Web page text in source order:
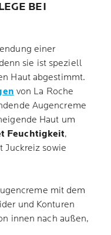
BEI
einer
sie ist speziell
Haut abgestimmt.
von La Roche
Augencreme
Haut um
Feuchtigkeit,
Juckreiz sowie
mit dem
und Konturen
innen nach außen,